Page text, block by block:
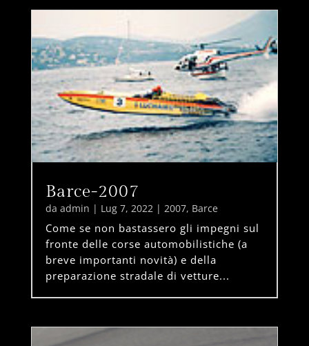
Barce-2007
da admin | Lug 7, 2022| 2007, Barce
Come se non bastassero gli impegni sul
fronte delle corse automobilistiche (a
breve importanti novità) e della
preparazione stradale di vetture...